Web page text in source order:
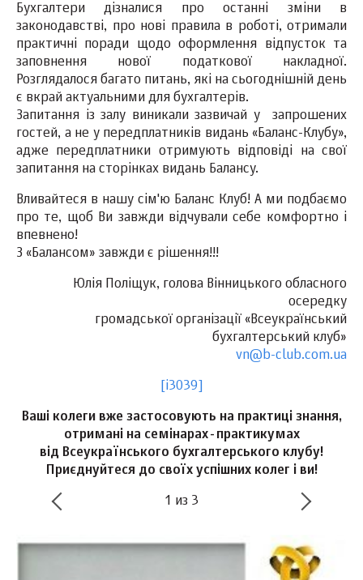
Бухгалтери дізналися про останні зміни в
законодавстві, про нові правила в роботі, отримали
практичні поради щодо оформлення відпусток та
заповнення нової податкової накладної.
Розглядалося багато питань, які на сьогоднішній день
є вкрай актуальними для бухгалтерів.
Запитання із залу виникали зазвичай у запрошених
гостей, а не у передплатників видань «Баланс-Клубу»,
адже передплатники отримують відповіді на свої
запитання на сторінках видань Балансу.
Вливайтеся в нашу сім'ю Баланс Клуб! А ми подбаємо
про те, щоб Ви завжди відчували себе комфортно і
впевнено!
З «Балансом» завжди є рішення!!!
Юлія Поліщук, голова Вінницького обласного
осередку
громадської організації «Всеукраїнський
бухгалтерський клуб»
vn@b-club.com.ua
[i3039]
Ваші колеги вже застосовують на практиці знання,
отримані на семінарах-практикумах
від Всеукраїнського бухгалтерського клубу!
Приєднуйтеся до своїх успішних колег і ви!
1 из 3